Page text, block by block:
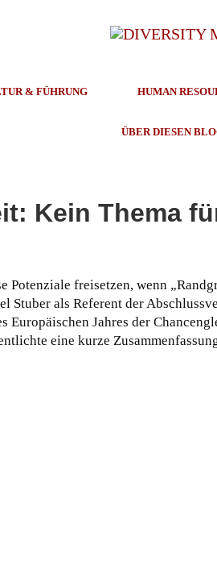
& FÜHRUNG HUMAN
ÜBER DIESEN
Kein Thema
Potenziale freisetzen, wenn
Stuber als Referent der
Europäischen Jahres der
eine kurze